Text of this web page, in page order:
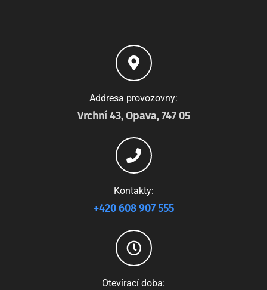
Addresa provozovny:
Vrchní 43, Opava, 747 05
Kontakty:
+420 608 907 555
Otevírací doba: